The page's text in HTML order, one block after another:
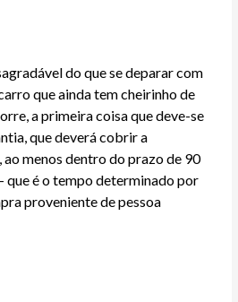
do que se deparar com
que ainda tem cheirinho de
a primeira coisa que deve-se
que deverá cobrir a
menos dentro do prazo de 90
que é o tempo determinado por
proveniente de pessoa